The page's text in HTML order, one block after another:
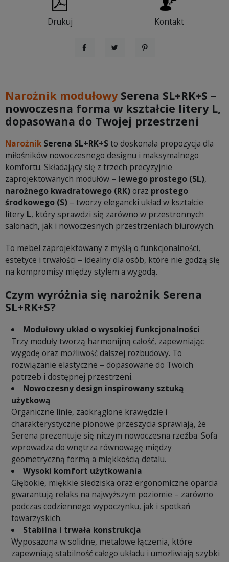
Drukuj Kontakt
UdostępnijTweetujPinterest
Narożnik modułowySerena SL+RK+S –
nowoczesna forma w kształcie litery L,
dopasowana do Twojej przestrzeni
Narożnik Serena SL+RK+Sto doskonała propozycja dla
miłośników nowoczesnego designu i maksymalnego
komfortu. Składający się z trzech precyzyjnie
zaprojektowanych modułów – lewego prostego (SL),
narożnego kwadratowego (RK)oraz prostego
środkowego (S) – tworzy elegancki układ w kształcie
litery L, który sprawdzi się zarówno w przestronnych
salonach, jak i nowoczesnych przestrzeniach biurowych.
To mebel zaprojektowany z myślą o funkcjonalności,
estetyce i trwałości – idealny dla osób, które nie godzą się
na kompromisy między stylem a wygodą.
Czym wyróżnia się narożnik Serena
SL+RK+S?
Modułowy układ o wysokiej funkcjonalności
Trzy moduły tworzą harmonijną całość, zapewniając
wygodę oraz możliwość dalszej rozbudowy. To
rozwiązanie elastyczne – dopasowane do Twoich
potrzeb i dostępnej przestrzeni.
Nowoczesny design inspirowany sztuką
użytkową
Organiczne linie, zaokrąglone krawędzie i
charakterystyczne pionowe przeszycia sprawiają, że
Serena prezentuje się niczym nowoczesna rzeźba. Sofa
wprowadza do wnętrza równowagę między
geometryczną formą a miękkością detalu.
Wysoki komfort użytkowania
Głębokie, miękkie siedziska oraz ergonomiczne oparcia
gwarantują relaks na najwyższym poziomie – zarówno
podczas codziennego wypoczynku, jak i spotkań
towarzyskich.
Stabilna i trwała konstrukcja
Wyposażona w solidne, metalowe łączenia, które
zapewniają stabilność całego układu i umożliwiają szybki